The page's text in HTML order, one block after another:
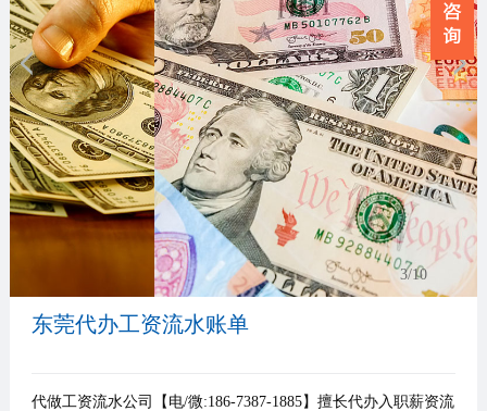
目
资
讯
牌
故
事
联
系
我
们
3/10
东莞代办工资流水账单
代做工资流水公司【电/微:186-7387-1885】擅长代办入职薪资流